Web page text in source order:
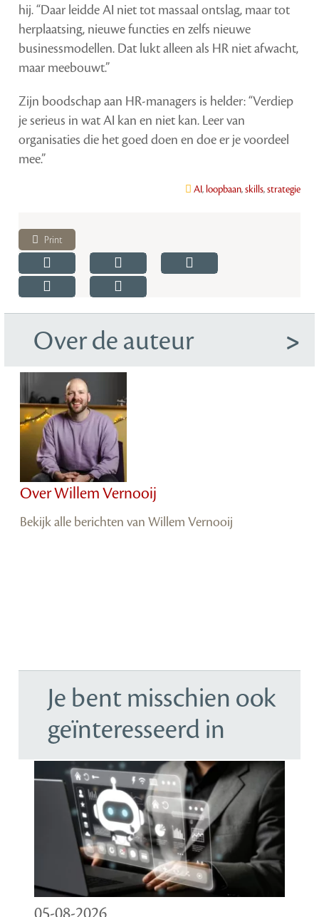
hij. “Daar leidde AI niet tot massaal ontslag, maar tot
herplaatsing, nieuwe functies en zelfs nieuwe
businessmodellen. Dat lukt alleen als HR niet afwacht,
maar meebouwt.”
Zijn boodschap aan HR-managers is helder: “Verdiep
je serieus in wat AI kan en niet kan. Leer van
organisaties die het goed doen en doe er je voordeel
mee.”
AI, loopbaan,skills,strategie
Print
Over de auteur
Over Willem Vernooij
Bekijk alle berichten van Willem Vernooij
Je bent misschien ook
geïnteresseerd in